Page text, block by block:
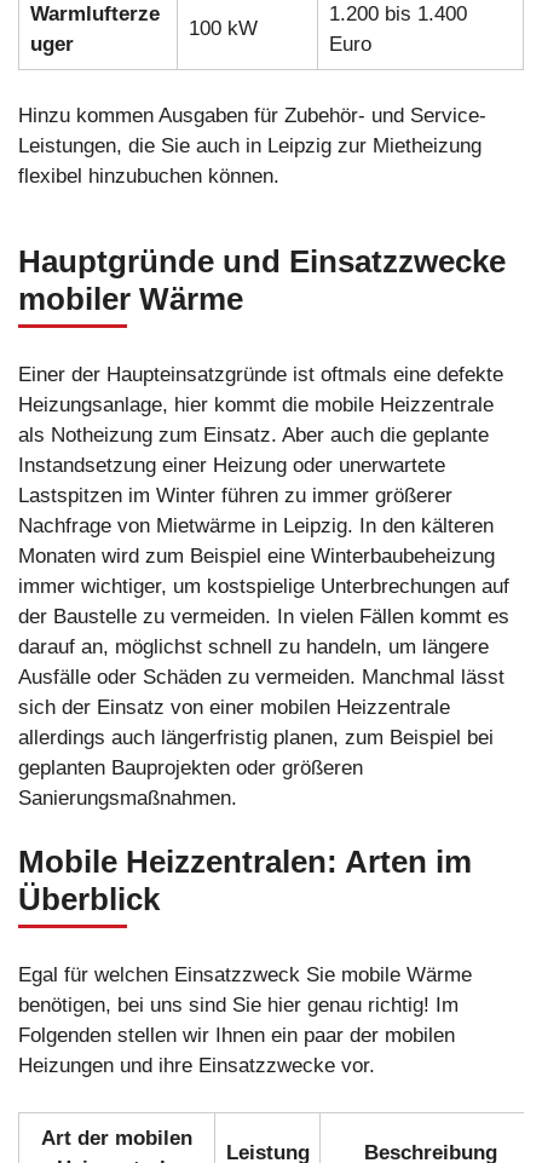
Warmlufterze
uger
100 kW
1.200 bis 1.400
Euro
Hinzu kommen Ausgaben für Zubehör- und Service-
Leistungen, die Sie auch in Leipzig zur Mietheizung
flexibel hinzubuchen können.
Hauptgründe und Einsatzzwecke
mobiler Wärme
Einer der Haupteinsatzgründe ist oftmals eine defekte
Heizungsanlage, hier kommt die mobile Heizzentrale
als Notheizung zum Einsatz. Aber auch die geplante
Instandsetzung einer Heizung oder unerwartete
Lastspitzen im Winter führen zu immer größerer
Nachfrage von Mietwärme in Leipzig. In den kälteren
Monaten wird zum Beispiel eine Winterbaubeheizung
immer wichtiger, um kostspielige Unterbrechungen auf
der Baustelle zu vermeiden. In vielen Fällen kommt es
darauf an, möglichst schnell zu handeln, um längere
Ausfälle oder Schäden zu vermeiden. Manchmal lässt
sich der Einsatz von einer mobilen Heizzentrale
allerdings auch längerfristig planen, zum Beispiel bei
geplanten Bauprojekten oder größeren
Sanierungsmaßnahmen.
Mobile Heizzentralen: Arten im
Überblick
Egal für welchen Einsatzzweck Sie mobile Wärme
benötigen, bei uns sind Sie hier genau richtig! Im
Folgenden stellen wir Ihnen ein paar der mobilen
Heizungen und ihre Einsatzzwecke vor.
Art der mobilen
Leistung Beschreibung